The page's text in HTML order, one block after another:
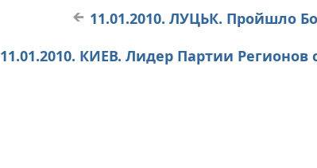
11.01.2010. ЛУЦЬК. Пройшло
11.01.2010. КИЕВ. Лидер Партии